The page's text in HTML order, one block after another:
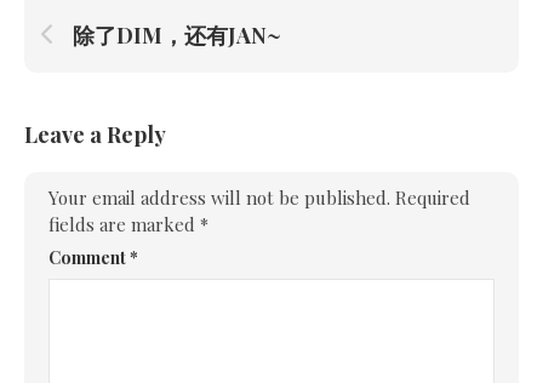
除了DIM，还有JAN~
Leave a Reply
Your email address will not be published. Required
fields are marked *
Comment*